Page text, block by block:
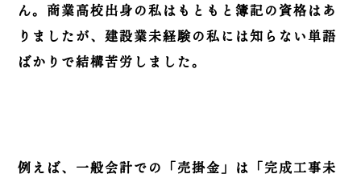
ん。商業高校出身の私はもともと簿記の資格はあ
りましたが、建設業未経験の私には知らない単語
ばかりで結構苦労しました。
例えば、一般会計での「売掛金」は「完成工事未